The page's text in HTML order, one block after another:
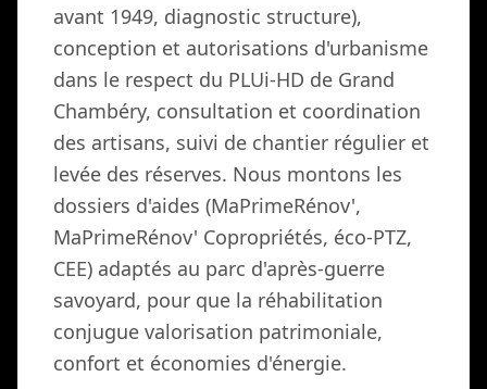
avant 1949, diagnostic structure),
conception et autorisations d'urbanisme
dans le respect du PLUi-HD de Grand
Chambéry, consultation et coordination
des artisans, suivi de chantier régulier et
levée des réserves. Nous montons les
dossiers d'aides (MaPrimeRénov',
MaPrimeRénov' Copropriétés, éco-PTZ,
CEE) adaptés au parc d'après-guerre
savoyard, pour que la réhabilitation
conjugue valorisation patrimoniale,
confort et économies d'énergie.